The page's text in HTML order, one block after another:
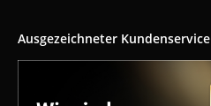
Ausgezeichneter Kundenservice